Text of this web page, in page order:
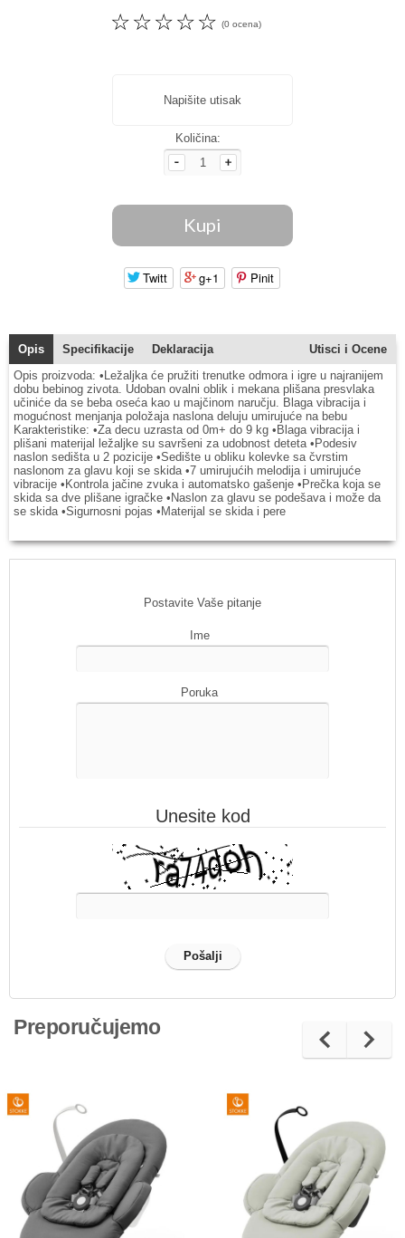
☆
☆
☆
☆
☆ (0 ocena)
Napišite utisak
Količina:
Twitt g+1 Pinit
Opis Specifikacije Deklaracija
Utisci i Ocene
Opis proizvoda: •Ležaljka će pružiti trenutke odmora i igre u najranijem
dobu bebinog zivota. Udoban ovalni oblik i mekana plišana presvlaka
učiniće da se beba oseća kao u majčinom naručju. Blaga vibracija i
mogućnost menjanja položaja naslona deluju umirujuće na bebu
Karakteristike: •Za decu uzrasta od 0m+ do 9 kg •Blaga vibracija i
plišani materijal ležaljke su savršeni za udobnost deteta •Podesiv
naslon sedišta u 2 pozicije •Sedište u obliku kolevke sa čvrstim
naslonom za glavu koji se skida •7 umirujućih melodija i umirujuće
vibracije •Kontrola jačine zvuka i automatsko gašenje •Prečka koja se
skida sa dve plišane igračke •Naslon za glavu se podešava i može da
se skida •Sigurnosni pojas •Materijal se skida i pere
Postavite Vaše pitanje
Ime
Poruka
Unesite kod
Preporučujemo